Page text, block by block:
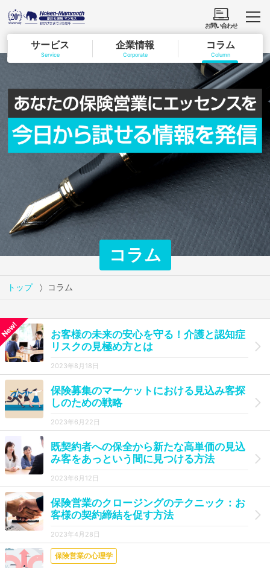
サービス
Service
企業情報
Corporate
コラム
Column
お問い合わせ
コラム
トップ コラム
お客様の未来の安心を守る！介護と認知症
リスクの見極め方とは
2023年8月18日
保険募集のマーケットにおける見込み客探
しのための戦略
2023年6月22日
既契約者への保全から新たな高単価の見込
み客をあっという間に見つける方法
2023年6月12日
保険営業のクロージングのテクニック：お
客様の契約締結を促す方法
2023年4月28日
保険営業の心理学